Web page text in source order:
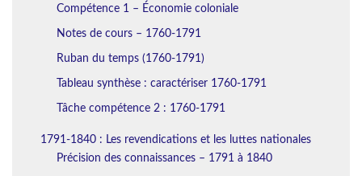
Compétence 1 – Économie coloniale
Notes de cours – 1760-1791
Ruban du temps (1760-1791)
Tableau synthèse : caractériser 1760-1791
Tâche compétence 2 : 1760-1791
1791-1840 : Les revendications et les luttes nationales
Précision des connaissances – 1791 à 1840